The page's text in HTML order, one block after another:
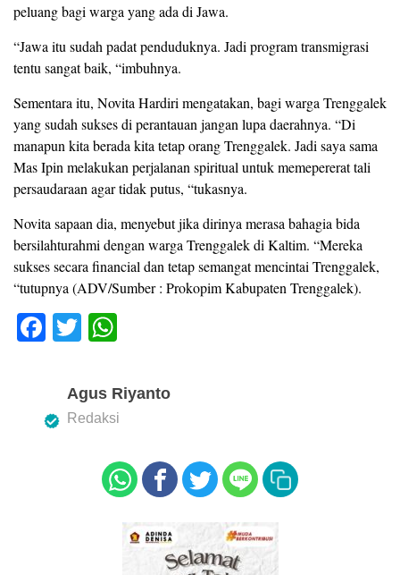
peluang bagi warga yang ada di Jawa.
“Jawa itu sudah padat penduduknya. Jadi program transmigrasi
tentu sangat baik, “imbuhnya.
Sementara itu, Novita Hardiri mengatakan, bagi warga Trenggalek
yang sudah sukses di perantauan jangan lupa daerahnya. “Di
manapun kita berada kita tetap orang Trenggalek. Jadi saya sama
Mas Ipin melakukan perjalanan spiritual untuk memepererat tali
persaudaraan agar tidak putus, “tukasnya.
Novita sapaan dia, menyebut jika dirinya merasa bahagia bida
bersilahturahmi dengan warga Trenggalek di Kaltim. “Mereka
sukses secara financial dan tetap semangat mencintai Trenggalek,
“tutupnya (ADV/Sumber : Prokopim Kabupaten Trenggalek).
F
e
T
tt
er
at
s
p
p
Agus Riyanto
Redaksi